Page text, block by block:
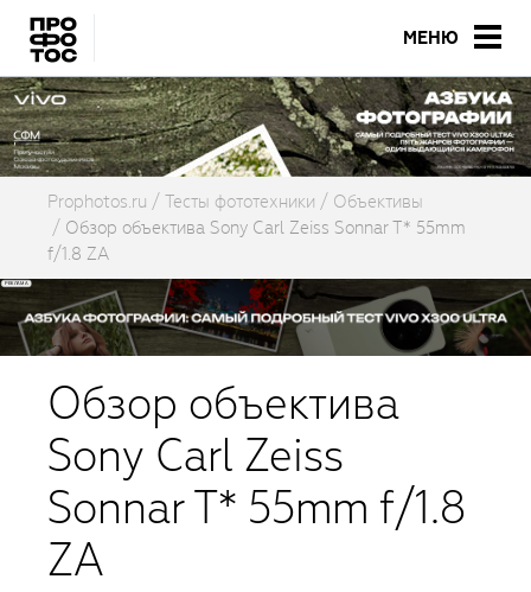
МЕНЮ
Prophotos.ru Тесты фототехники
Объективы
Обзор объектива Sony Carl Zeiss Sonnar T* 55mm
f/1.8 ZA
Обзор объектива
Sony Carl Zeiss
Sonnar T* 55mm f/1.8
ZA